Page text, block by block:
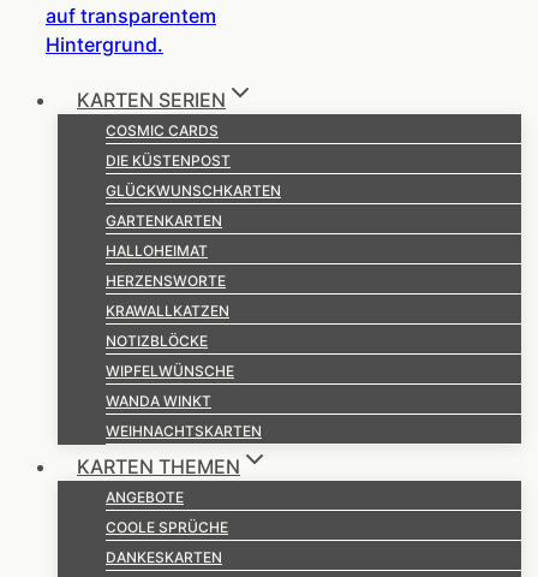
KARTEN SERIEN
COSMIC CARDS
DIE KÜSTENPOST
GLÜCKWUNSCHKARTEN
GARTENKARTEN
HALLOHEIMAT
HERZENSWORTE
KRAWALLKATZEN
NOTIZBLÖCKE
WIPFELWÜNSCHE
WANDA WINKT
WEIHNACHTSKARTEN
KARTEN THEMEN
ANGEBOTE
COOLE SPRÜCHE
DANKESKARTEN